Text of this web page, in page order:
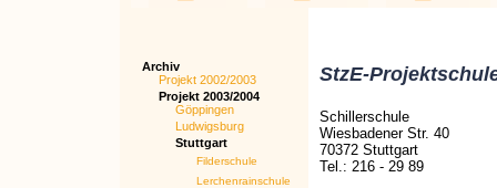
Archiv
Projekt 2002/2003
Projekt 2003/2004
Göppingen
Ludwigsburg
Stuttgart
Filderschule
Lerchenrainschule
StzE-
Schillerschule
Wiesbadener Str. 40
70372 Stuttgart
Tel.: 216 - 29 89